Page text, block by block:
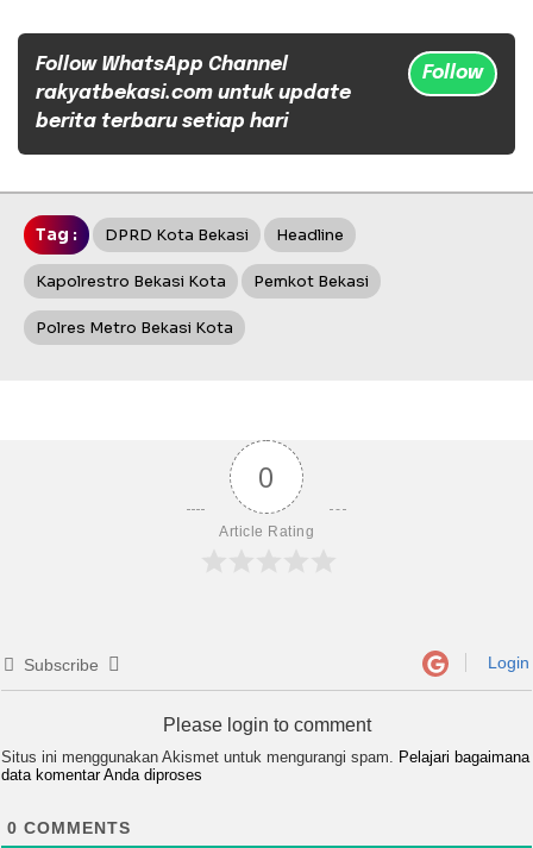
Follow WhatsApp Channel
rakyatbekasi.com untuk update
berita terbaru setiap hari
Follow
Tag : DPRD Kota Bekasi Headline
Kapolrestro Bekasi Kota Pemkot Bekasi
Polres Metro Bekasi Kota
0
Article Rating
Subscribe Login
Please login to comment
Situs ini menggunakan Akismet untuk mengurangi spam. Pelajari bagaimana
data komentar Anda diproses
0 COMMENTS